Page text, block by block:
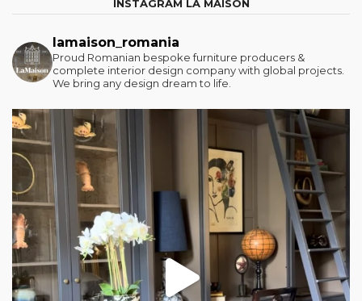
INSTAGRAM LA MAISON
lamaison_romania
Proud Romanian bespoke furniture producers &
complete interior design company with global projects.
We bring any design dream to life.